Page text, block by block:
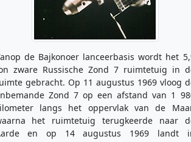
de Bajkonoer lanceerbasis wordt het
zware Russische Zond 7 ruimtetuig in
gebracht. Op 11 augustus 1969 vloog
Zond 7 op een afstand van 1
langs het oppervlak van de
het ruimtetuig terugkeerde naar
en op 14 augustus 1969 landt